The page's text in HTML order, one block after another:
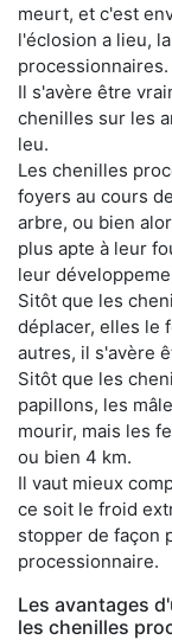
meurt, et c'est
l'éclosion a lieu,
processionnaires.
Il s'avère être
chenilles sur les
leu.
Les chenilles
foyers au cours
arbre, ou bien
plus apte à leur
leur
Sitôt que les
déplacer, elles le
autres, il s'avère
Sitôt que les
papillons, les
mourir, mais les
ou bien 4 km.
Il vaut mieux
ce soit le froid
stopper de façon
processionnaire.
Les avantages
les chenilles